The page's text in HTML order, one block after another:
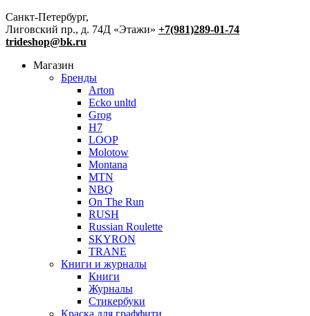
Санкт-Петербург,
Лиговский пр., д. 74Д «Этажи» +7(981)289-01-74
trideshop@bk.ru
Магазин
Бренды
Arton
Ecko unltd
Grog
H7
LOOP
Molotow
Montana
MTN
NBQ
On The Run
RUSH
Russian Roulette
SKYRON
TRANE
Книги и журналы
Книги
Журналы
Стикербуки
Краска для граффити